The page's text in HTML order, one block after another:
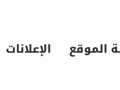
الموقع الإعلانات